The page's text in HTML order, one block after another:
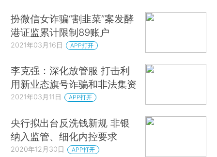
扮微信女诈骗“割韭菜”案发酵
港证监累计限制89账户
2021年03月16日 APP打开
李克强：深化放管服 打击利
用新业态旗号诈骗和非法集资
2021年03月11日 APP打开
央行拟出台反洗钱新规 非银
纳入监管、细化内控要求
2020年12月30日 APP打开